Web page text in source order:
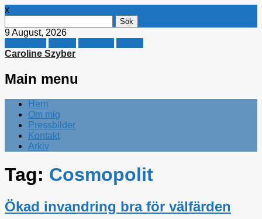
x
efter:
9 August, 2026
Caroline Szyber
Main menu
Skip
content
Hem
Om mig
Pressbilder
Kontakt
Arkiv
Tag: Cosmopolit
Ökad invandring bra för välfärden